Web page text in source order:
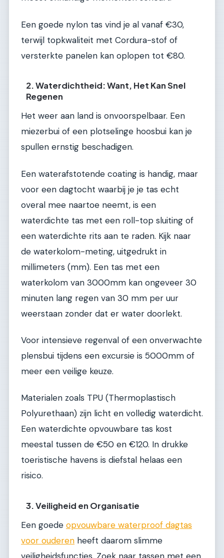
Een goede nylon tas vind je al vanaf €30,
terwijl topkwaliteit met Cordura-stof of
versterkte panelen kan oplopen tot €80.
2. Waterdichtheid: Want, Het Kan Snel
Regenen
Het weer aan land is onvoorspelbaar. Een
miezerbui of een plotselinge hoosbui kan je
spullen ernstig beschadigen.
Een waterafstotende coating is handig, maar
voor een dagtocht waarbij je je tas echt
overal mee naartoe neemt, is een
waterdichte tas met een roll-top sluiting of
een waterdichte rits aan te raden. Kijk naar
de waterkolom-meting, uitgedrukt in
millimeters (mm). Een tas met een
waterkolom van 3000mm kan ongeveer 30
minuten lang regen van 30 mm per uur
weerstaan zonder dat er water doorlekt.
Voor intensieve regenval of een onverwachte
plensbui tijdens een excursie is 5000mm of
meer een veilige keuze.
Materialen zoals TPU (Thermoplastisch
Polyurethaan) zijn licht en volledig waterdicht.
Een waterdichte opvouwbare tas kost
meestal tussen de €50 en €120. In drukke
toeristische havens is diefstal helaas een
risico.
3. Veiligheid en Organisatie
Een goede opvouwbare waterproof dagtas
voor ouderen heeft daarom slimme